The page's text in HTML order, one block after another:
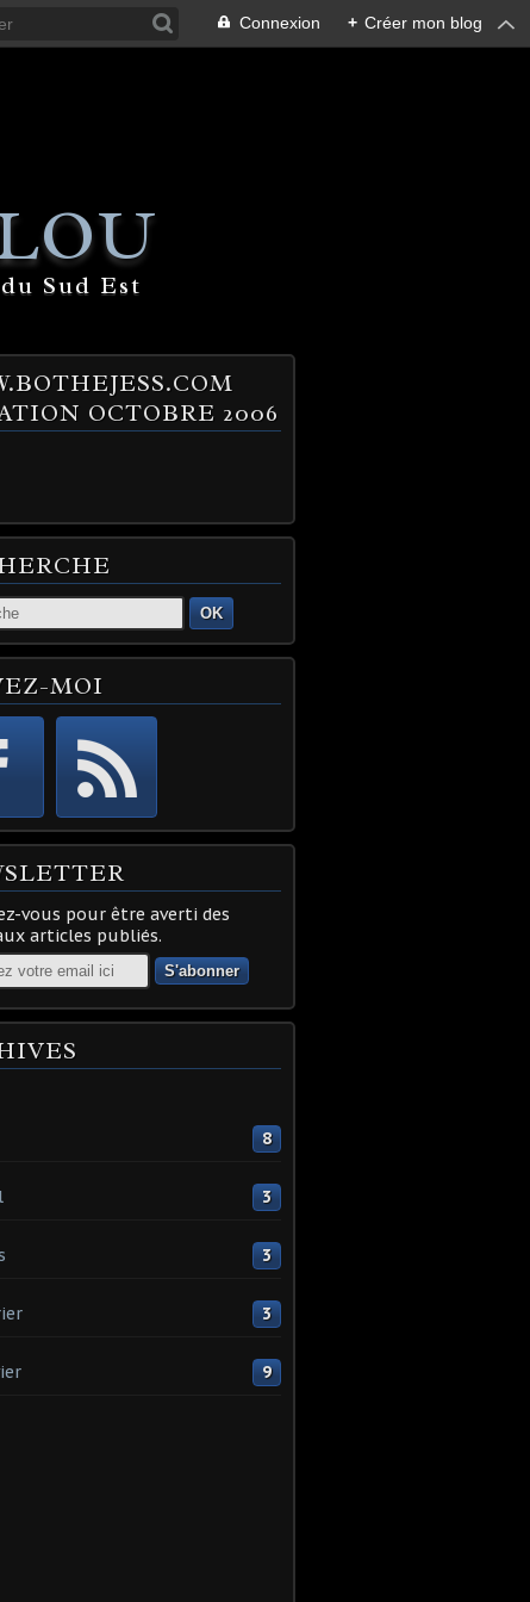
Connexion + Créer mon blog
Sud Est
OCTOBRE 2006
OK
MOI
vous pour être averti des
articles publiés.
8
3
3
3
9